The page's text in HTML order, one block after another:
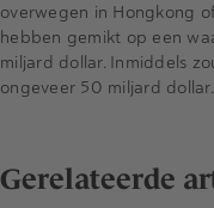
overwegen in Hongkong
hebben gemikt op een
miljard dollar. Inmiddels
ongeveer 50 miljard
Gerelateerde